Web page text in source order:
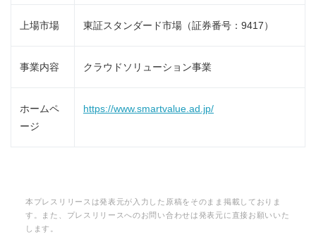
上場市場 東証スタンダード市場（証券番号：9417）
事業内容 クラウドソリューション事業
ホームペ
ージ
https://www.smartvalue.ad.jp/
本プレスリリースは発表元が入力した原稿をそのまま掲載しておりま
す。また、プレスリリースへのお問い合わせは発表元に直接お願いいた
します。